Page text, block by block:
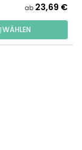
ab 23,69 €
WÄHLEN